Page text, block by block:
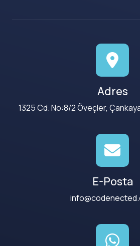
Adres
1325 Cd. No:8/2 Öveçler,
E-Posta